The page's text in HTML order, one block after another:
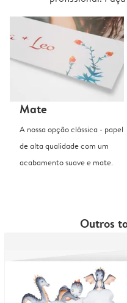
Mate
A nossa opção clássica - papel
de alta qualidade com um
acabamento suave e mate.
Outros